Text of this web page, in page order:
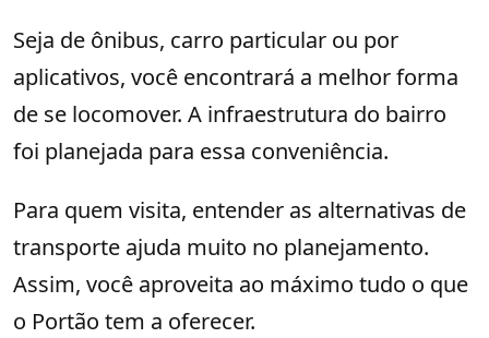
Seja de ônibus, carro particular ou por
aplicativos, você encontrará a melhor forma
de se locomover. A infraestrutura do bairro
foi planejada para essa conveniência.
Para quem visita, entender as alternativas de
transporte ajuda muito no planejamento.
Assim, você aproveita ao máximo tudo o que
o Portão tem a oferecer.